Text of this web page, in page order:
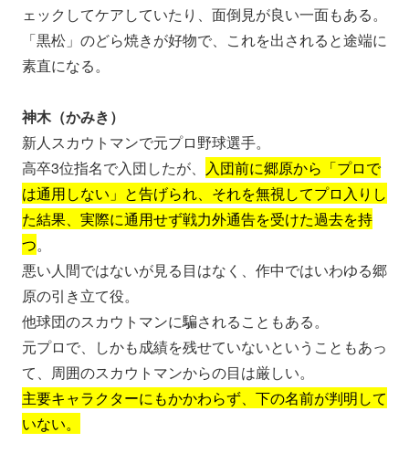
ェックしてケアしていたり、面倒見が良い一面もある。
「黒松」のどら焼きが好物で、これを出されると途端に
素直になる。
神木（かみき）
新人スカウトマンで元プロ野球選手。
高卒3位指名で入団したが、 入団前に郷原から「プロで
は通用しない」と告げられ、それを無視してプロ入りし
た結果、実際に通用せず戦力外通告を受けた過去を持
つ。
悪い人間ではないが見る目はなく、作中ではいわゆる郷
原の引き立て役。
他球団のスカウトマンに騙されることもある。
元プロで、しかも成績を残せていないということもあっ
て、周囲のスカウトマンからの目は厳しい。
主要キャラクターにもかかわらず、下の名前が判明して
いない。